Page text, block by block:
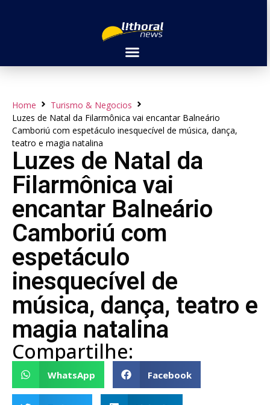
Home
Turismo & Negocios
Luzes de Natal da Filarmônica vai encantar Balneário
Camboriú com espetáculo inesquecível de música, dança,
teatro e magia natalina
Luzes de Natal da
Filarmônica vai
encantar Balneário
Camboriú com
espetáculo
inesquecível de
música, dança, teatro e
magia natalina
Compartilhe:
WhatsApp Facebook